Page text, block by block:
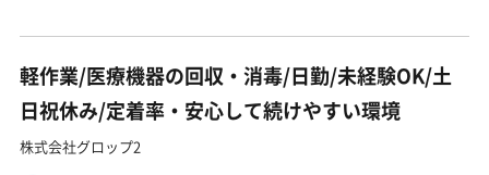
軽作業/医療機器の回収・消毒/日勤/未経験OK/土
日祝休み/定着率・安心して続けやすい環境
株式会社グロップ2